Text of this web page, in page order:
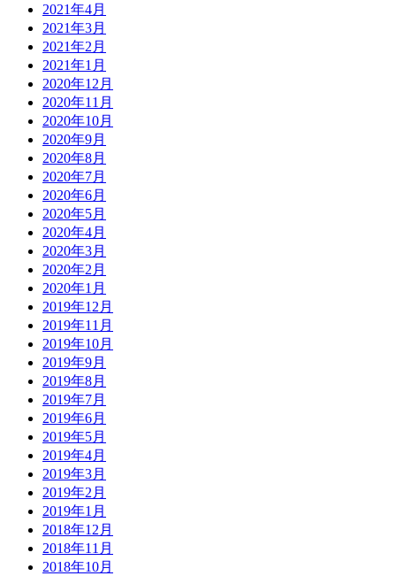
2021年4月
2021年3月
2021年2月
2021年1月
2020年12月
2020年11月
2020年10月
2020年9月
2020年8月
2020年7月
2020年6月
2020年5月
2020年4月
2020年3月
2020年2月
2020年1月
2019年12月
2019年11月
2019年10月
2019年9月
2019年8月
2019年7月
2019年6月
2019年5月
2019年4月
2019年3月
2019年2月
2019年1月
2018年12月
2018年11月
2018年10月